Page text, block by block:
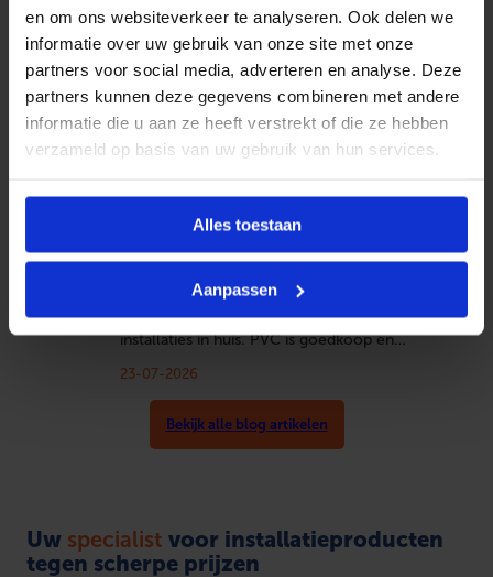
en om ons websiteverkeer te analyseren. Ook delen we
informatie over uw gebruik van onze site met onze
partners voor social media, adverteren en analyse. Deze
partners kunnen deze gegevens combineren met andere
informatie die u aan ze heeft verstrekt of die ze hebben
verzameld op basis van uw gebruik van hun services.
Alles toestaan
Aanpassen
23-07-2026
Hoe voorkomt u legionella in uw
warmwaterinstallatie?
Elk jaar raken mensen besmet met de
legionellabacterie via hun eigen warm
waterinstallatie en dat terwijl besmetting in
23-07-2026
PVC, PEX of koper: welke leiding kiest u
Snelle samenvatting: PVC, PEX en koper zijn
de meest gebruikte leidingmaterialen voor
installaties in huis. PVC is goedkoop en…
23-07-2026
Bekijk alle blog artikelen
Uw specialist voor installatieproducten
tegen scherpe prijzen